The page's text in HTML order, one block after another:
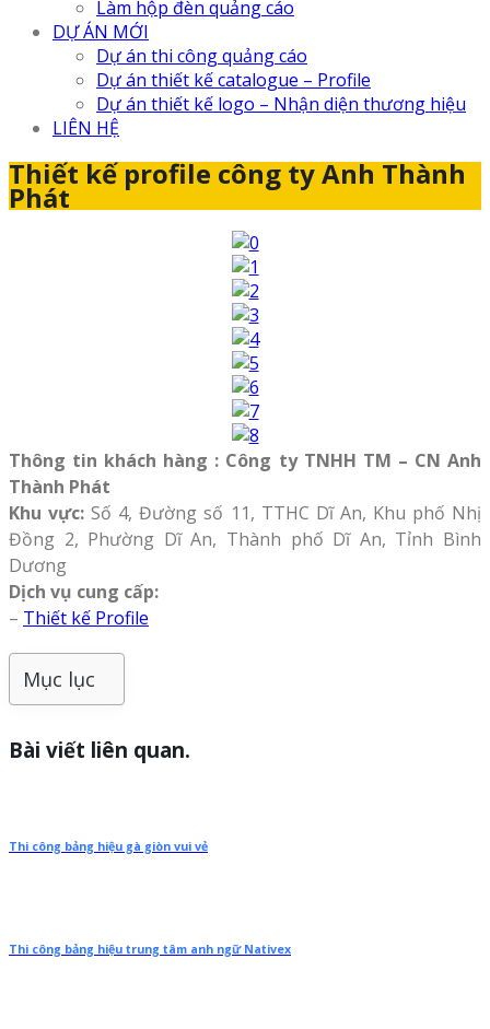
Làm hộp đèn quảng cáo
DỰ ÁN MỚI
Dự án thi công quảng cáo
Dự án thiết kế catalogue – Profile
Dự án thiết kế logo – Nhận diện thương hiệu
LIÊN HỆ
Thiết kế profile công ty Anh Thành
Phát
Thông tin khách hàng : Công ty TNHH TM – CN Anh
Thành Phát
Khu vực:Số 4, Đường số 11, TTHC Dĩ An, Khu phố Nhị
Đồng 2, Phường Dĩ An, Thành phố Dĩ An, Tỉnh Bình
Dương
Dịch vụ cung cấp:
– Thiết kế Profile
Mục lục
Bài viết liên quan.
Thi công bảng hiệu gà giòn vui vẻ
Thi công bảng hiệu trung tâm anh ngữ Nativex